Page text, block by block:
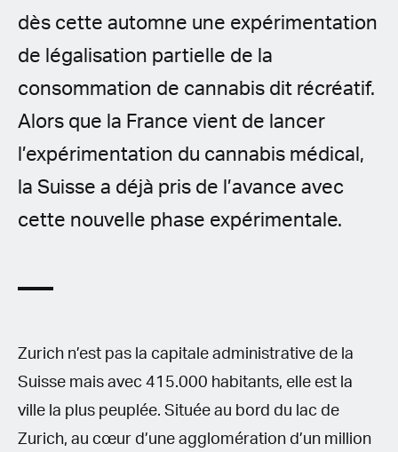
dès cette automne une expérimentation
de légalisation partielle de la
consommation de cannabis dit récréatif.
Alors que la France vient de lancer
l’expérimentation du cannabis médical,
la Suisse a déjà pris de l’avance avec
cette nouvelle phase expérimentale.
Zurich n’est pas la capitale administrative de la
Suisse mais avec 415.000 habitants, elle est la
ville la plus peuplée. Située au bord du lac de
Zurich, au cœur d’une agglomération d’un million